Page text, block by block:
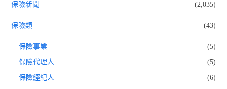
保險新聞 (2,035)
保險類 (43)
保險事業 (5)
保險代理人 (5)
保險經紀人 (6)